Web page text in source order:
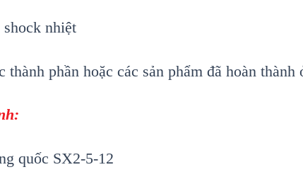
nhiệt
thành phần hoặc các sản phẩm đã hoàn thành
quốc SX2-5-12